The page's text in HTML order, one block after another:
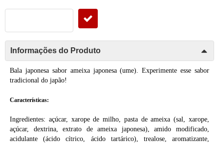
Informações do Produto
Bala japonesa sabor ameixa japonesa (ume). Experimente esse sabor
tradicional do japão!
Características:
Ingredientes: açúcar, xarope de milho, pasta de ameixa (sal, xarope,
açúcar, dextrina, extrato de ameixa japonesa), amido modificado,
acidulante (ácido cítrico, ácido tartárico), trealose, aromatizante,